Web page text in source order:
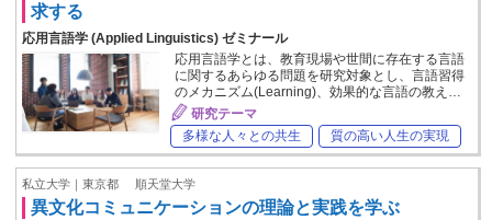
求する
応用言語学 (Applied Linguistics) ゼミナール
応用言語学とは、教育現場や世間に存在する言語
に関するあらゆる問題を研究対象とし、言語習得
のメカニズム(Learning)、効果的な言語の教え…
研究テーマ
多様な人々との共生
質の高い人生の実現
私立大学｜東京都 順天堂大学
異文化コミュニケーションの理論と実践を学ぶ